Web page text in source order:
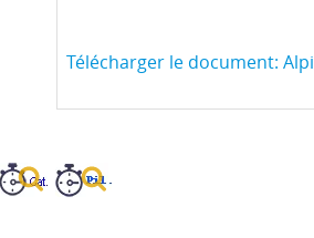
Télécharger le document: